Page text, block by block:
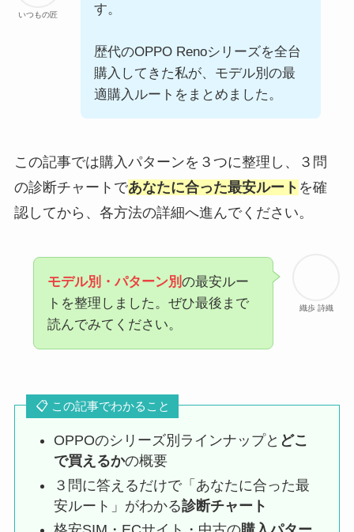
いつもの匠
す。
歴代のOPPO Renoシリーズを全台
購入してきた私が、モデル別の最
適購入ルートをまとめました。
この記事では購入パターンを３つに整理し、３問
の診断チャートであなたに合った最安ルート を確
認してから、各方法の詳細へ進んでください。
織歩 詩織
モデル別・パターン別の最安ルー
トを整理しました。ぜひ最後まで
読んでみてください。
📋 この記事でわかること
OPPOのシリーズ別ラインナップと どこ
で買えるかの概要
３問に答えるだけで「あなたに合った最
安ルート」がわかる診断チャート